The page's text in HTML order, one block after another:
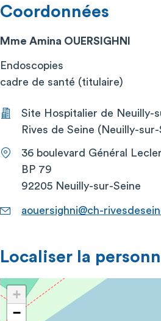
Coordonnées
Mme Amina OUERSIGHNI
Endoscopies
cadre de santé (titulaire)
Site Hospitalier de Neuilly-
Rives de Seine (Neuilly-sur-
36 boulevard Général
BP 79
92205 Neuilly-sur-Seine
aouersighni@ch-
Localiser la
+
−